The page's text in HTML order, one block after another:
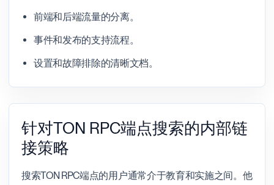
前端和后端流量的分离。
事件和发布的支持流程。
设置和故障排除的清晰文档。
针对TON RPC端点搜索的内部链
接策略
搜索TON RPC端点的用户通常介于教育和实施之间。他